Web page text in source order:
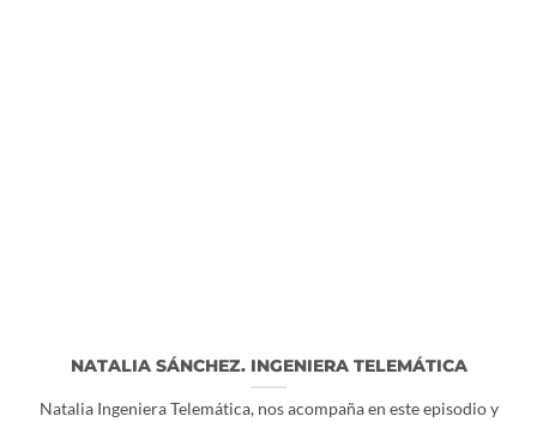
NATALIA SÁNCHEZ. INGENIERA TELEMÁTICA
Natalia Ingeniera Telemática, nos acompaña en este episodio y